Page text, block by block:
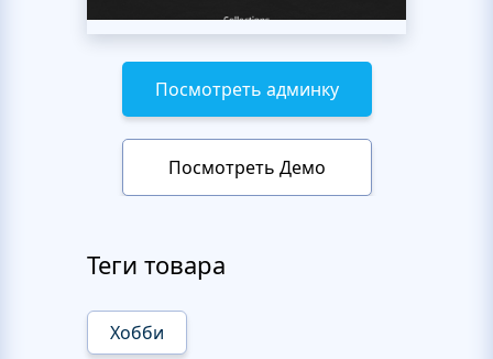
Посмотреть админку
Посмотреть Демо
Теги товара
Хобби